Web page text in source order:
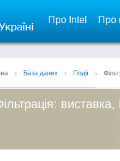
Про Intel Про
База даних Події